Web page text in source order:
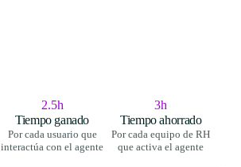
2.5h
Tiempo ganado
Por cada usuario que
interactúa con el agente
3h
Tiempo ahorrado
Por cada equipo de RH
que activa el agente